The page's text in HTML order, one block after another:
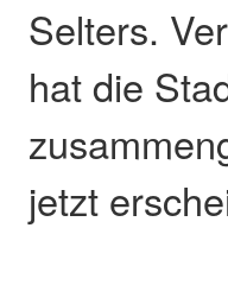
Selters.
hat die
jetzt